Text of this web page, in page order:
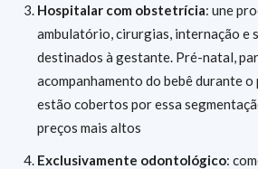
Hospitalar com obstetrícia: une
ambulatório, cirurgias, internação e
destinados à gestante. Pré-natal,
acompanhamento do bebê durante o
estão cobertos por essa
preços mais altos
Exclusivamente odontológico: